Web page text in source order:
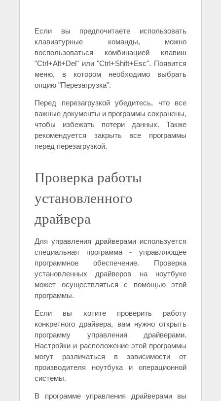
Если вы предпочитаете использовать
клавиатурные команды, можно
воспользоваться комбинацией клавиш
"Ctrl+Alt+Del" или "Ctrl+Shift+Esc". Появится
меню, в котором необходимо выбрать
опцию "Перезагрузка".
Перед перезагрузкой убедитесь, что все
важные документы и программы сохранены,
чтобы избежать потери данных. Также
рекомендуется закрыть все программы
перед перезагрузкой.
Проверка работы
установленного
драйвера
Для управления драйверами используется
специальная программа - управляющее
программное обеспечение. Проверка
установленных драйверов на ноутбуке
может осуществляться с помощью этой
программы.
Если вы хотите проверить работу
конкретного драйвера, вам нужно открыть
программу управления драйверами.
Настройки и расположение этой программы
могут различаться в зависимости от
производителя ноутбука и операционной
системы.
В программе управления драйверами вы